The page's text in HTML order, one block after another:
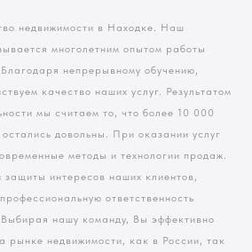
недвижимости в Находке. Наш
многолетним опытом работы
непрерывному обучению,
качество наших услуг. Результатом
мы считаем то, что более 10 000
довольны. При оказании услуг
методы и технологии продаж.
защиты интересов наших клиентов,
ответственность
нашу команду, Вы эффективно
рынке недвижимости, как в России, так